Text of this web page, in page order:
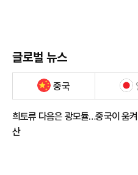
글로벌 뉴스
중국
희토류 다음은 광모듈…중국이 움
산